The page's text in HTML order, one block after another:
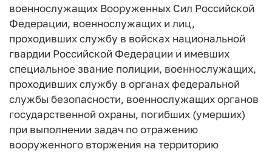
военнослужащих Вооруженных Сил Российской
Федерации, военнослужащих и лиц,
проходивших службу в войсках национальной
гвардии Российской Федерации и имевших
специальное звание полиции, военнослужащих,
проходивших службу в органах федеральной
службы безопасности, военнослужащих органов
государственной охраны, погибших (умерших)
при выполнении задач по отражению
вооруженного вторжения на территорию